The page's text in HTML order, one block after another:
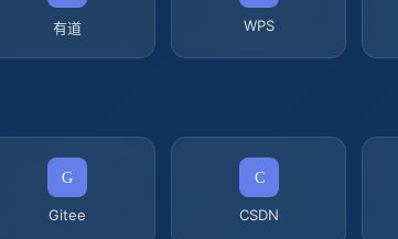
有道 WPS
Gitee CSDN